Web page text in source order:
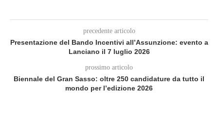
precedente articolo
Presentazione del Bando Incentivi all’Assunzione: evento a
Lanciano il 7 luglio 2026
prossimo articolo
Biennale del Gran Sasso: oltre 250 candidature da tutto il
mondo per l’edizione 2026